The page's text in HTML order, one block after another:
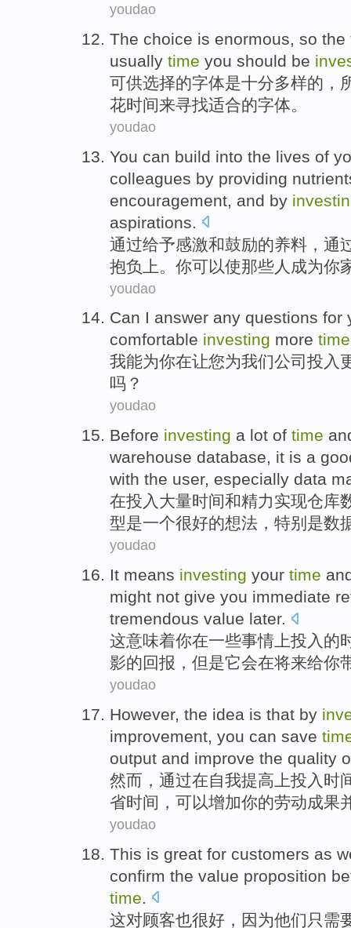
youdao
The choice is enormous, so the
usually time you should be
可供选择的字体是十分多样的 ，
花时间来寻找适合的字体。
youdao
You can build into the lives of
colleagues by providing
encouragement , and by
aspirations
通过给予感激和鼓励的养料 ，通
抱负
上。 你可以使那些人 成为你
youdao
Can I answer any questions for
comfortable investing more time
我能为你在让您为我们公司 投入
吗？
youdao
Before investing a lot of time
warehouse database, it is a
with the user, especially data
在投入 大量时间和精力实现仓库
型是一个很好的想法 ， 特别是数
youdao
It means investing your time
might not give you immediate
tremendous value later.
这意味着你在一些事情 上投入 的
影的回报 ， 但是它会在将来给你
youdao
However, the idea is that by
improvement, you can save
output and improve the quality
然而 ， 通过在自我提高 上投入 时
省时间，可以增加你的劳动成果
youdao
This is great for customers as
confirm the value proposition
time
这对顾客也很好， 因为他们 只需